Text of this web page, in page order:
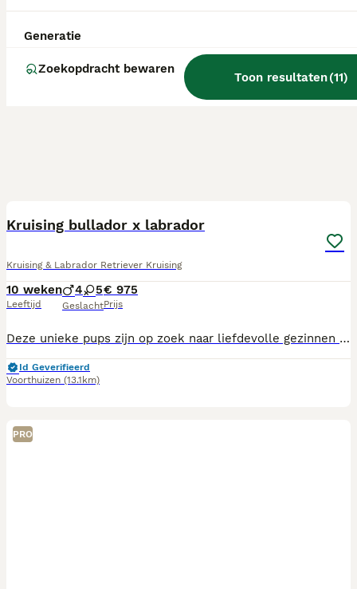
Generatie
Zoekopdracht bewaren
Toon resultaten(11)
Kruising bullador x labrador
Kruising & Labrador Retriever Kruising
10 weken
Leeftijd
4 5
Geslacht
€ 975
Prijs
Deze unieke pups zijn op zoek naar liefdevolle gezinnen of baasjes die hun een warm thuis kunnen bieden. We vinden het belangrijk dat er een goede klik is tussen pup en eigenaar want een pup kies je voor een langere tijd. Ben jij of zijn julie op zoek naar een trouwe viervoeter? Neem dan contact op zodat u kennis kunt maken met bruno's prachtige pups! Voor meer informatie of kennismakingsbezoek mag u gerust contact opnemen! ✅️leeftijdsconform gevaccineerd ✅️gechipt ✅️geregistreerd ✅️paspoort ✅️gezondsheidverklaring
Id Geverifieerd
Voorthuizen (13.1km)
PRO